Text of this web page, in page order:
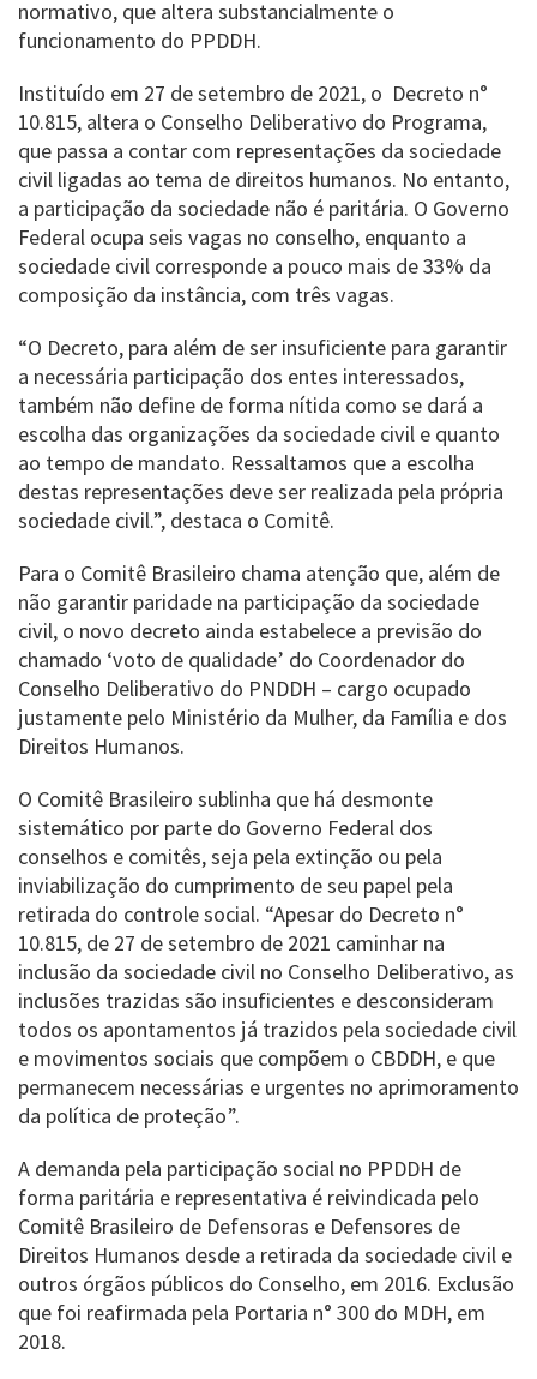
normativo, que altera substancialmente o
funcionamento do PPDDH.
Instituído em 27 de setembro de 2021, o Decreto n°
10.815, altera o Conselho Deliberativo do Programa,
que passa a contar com representações da sociedade
civil ligadas ao tema de direitos humanos. No entanto,
a participação da sociedade não é paritária. O Governo
Federal ocupa seis vagas no conselho, enquanto a
sociedade civil corresponde a pouco mais de 33% da
composição da instância, com três vagas.
“O Decreto, para além de ser insuficiente para garantir
a necessária participação dos entes interessados,
também não define de forma nítida como se dará a
escolha das organizações da sociedade civil e quanto
ao tempo de mandato. Ressaltamos que a escolha
destas representações deve ser realizada pela própria
sociedade civil.”, destaca o Comitê.
Para o Comitê Brasileiro chama atenção que, além de
não garantir paridade na participação da sociedade
civil, o novo decreto ainda estabelece a previsão do
chamado ‘voto de qualidade’ do Coordenador do
Conselho Deliberativo do PNDDH – cargo ocupado
justamente pelo Ministério da Mulher, da Família e dos
Direitos Humanos.
O Comitê Brasileiro sublinha que há desmonte
sistemático por parte do Governo Federal dos
conselhos e comitês, seja pela extinção ou pela
inviabilização do cumprimento de seu papel pela
retirada do controle social. “Apesar do Decreto n°
10.815, de 27 de setembro de 2021 caminhar na
inclusão da sociedade civil no Conselho Deliberativo, as
inclusões trazidas são insuficientes e desconsideram
todos os apontamentos já trazidos pela sociedade civil
e movimentos sociais que compõem o CBDDH, e que
permanecem necessárias e urgentes no aprimoramento
da política de proteção”.
A demanda pela participação social no PPDDH de
forma paritária e representativa é reivindicada pelo
Comitê Brasileiro de Defensoras e Defensores de
Direitos Humanos desde a retirada da sociedade civil e
outros órgãos públicos do Conselho, em 2016. Exclusão
que foi reafirmada pela Portaria n° 300 do MDH, em
2018.